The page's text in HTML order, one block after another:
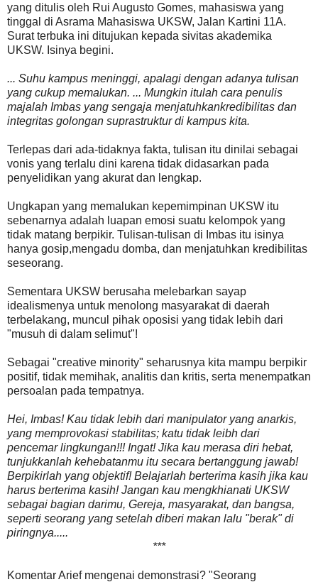
yang ditulis oleh Rui Augusto Gomes, mahasiswa yang
tinggal di Asrama Mahasiswa UKSW, Jalan Kartini 11A.
Surat terbuka ini ditujukan kepada sivitas akademika
UKSW. Isinya begini.
... Suhu kampus meninggi, apalagi dengan adanya tulisan
yang cukup memalukan. ... Mungkin itulah cara penulis
majalah Imbas yang sengaja menjatuhkankredibilitas dan
integritas golongan suprastruktur di kampus kita.
Terlepas dari ada-tidaknya fakta, tulisan itu dinilai sebagai
vonis yang terlalu dini karena tidak didasarkan pada
penyelidikan yang akurat dan lengkap.
Ungkapan yang memalukan kepemimpinan UKSW itu
sebenarnya adalah luapan emosi suatu kelompok yang
tidak matang berpikir. Tulisan-tulisan di Imbas itu isinya
hanya gosip,mengadu domba, dan menjatuhkan kredibilitas
seseorang.
Sementara UKSW berusaha melebarkan sayap
idealismenya untuk menolong masyarakat di daerah
terbelakang, muncul pihak oposisi yang tidak lebih dari
"musuh di dalam selimut"!
Sebagai "creative minority" seharusnya kita mampu berpikir
positif, tidak memihak, analitis dan kritis, serta menempatkan
persoalan pada tempatnya.
Hei, Imbas! Kau tidak lebih dari manipulator yang anarkis,
yang memprovokasi stabilitas; katu tidak leibh dari
pencemar lingkungan!!! Ingat! Jika kau merasa diri hebat,
tunjukkanlah kehebatanmu itu secara bertanggung jawab!
Berpikirlah yang objektif! Belajarlah berterima kasih jika kau
harus berterima kasih! Jangan kau mengkhianati UKSW
sebagai bagian darimu, Gereja, masyarakat, dan bangsa,
seperti seorang yang setelah diberi makan lalu "berak" di
piringnya.....
***
Komentar Arief mengenai demonstrasi? "Seorang